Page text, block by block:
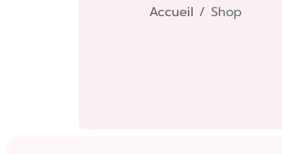
Accueil Shop